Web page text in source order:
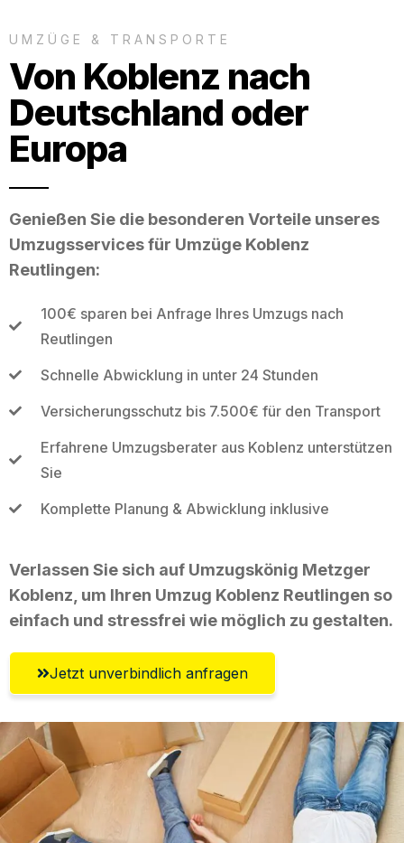
UMZÜGE & TRANSPORTE
Von Koblenz nach
Deutschland oder
Europa
Genießen Sie die besonderen Vorteile unseres
Umzugsservices für Umzüge Koblenz
Reutlingen:
100€ sparen bei Anfrage Ihres Umzugs nach
Reutlingen
Schnelle Abwicklung in unter 24 Stunden
Versicherungsschutz bis 7.500€ für den Transport
Erfahrene Umzugsberater aus Koblenz unterstützen
Sie
Komplette Planung & Abwicklung inklusive
Verlassen Sie sich auf Umzugskönig Metzger
Koblenz, um Ihren Umzug Koblenz Reutlingen so
einfach und stressfrei wie möglich zu gestalten.
Jetzt unverbindlich anfragen